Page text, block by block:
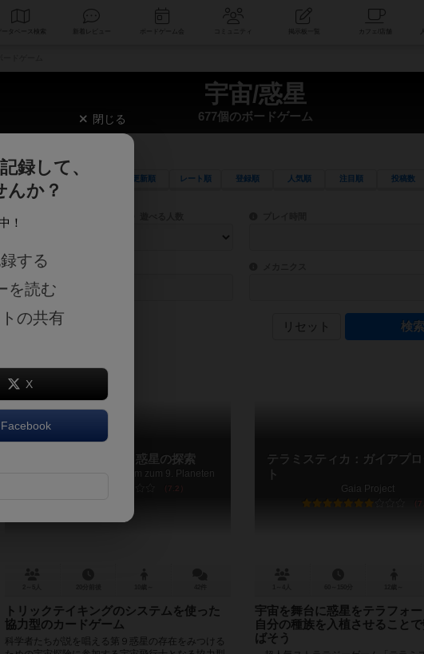
データベース コミュニティ
宇宙/惑星
677個のボードゲーム
更新順 レート順 登録順 人気順 注目順 投稿数
を対象にフリーワード検索ができます。
ナー名を指定して検索できます。
ナー 目安となる所要時間を指定することが
世界観や登場人物などモチーフ・ストーリーを指定することができます。直感的にゲームシステムを
テーマ/フレーバー
×宇宙/惑星
ゲーム性を構成するコアシステムです
リセット
ザ・クルー：第９惑星の探索
Die Crew: Reist gemeinsam zum 9. Planeten
7.2
トリックテイキングのシステムを使った
協力型のカードゲーム
科学者たちが説を唱える第９惑星の存在をみつける
テラミスティカ：ガイアプロ
ト
Gaia Project
宇宙を舞台に惑星をテラフォー
自分の種族を入植させること
ばそう
閉じる
録して、
んか？
！
する
を読む
の共有
X
Facebook